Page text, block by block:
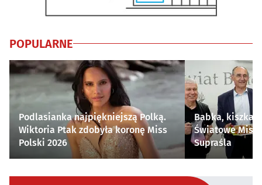
POPULARNE
Podlasianka najpiękniejszą Polką.
Wiktoria Ptak zdobyła koronę Miss
Polski 2026
Babka, kiszka i
Światowe
Supraśla